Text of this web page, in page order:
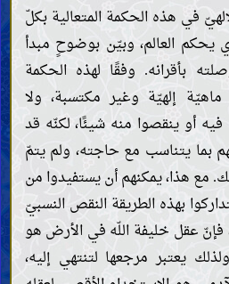
في هذه الحكمة المتعالية بكلّ
يحكم العالم، وبيّن بوضوحٍ مبدأ
بأقرانه. وفقًا لهذه الحكمة
ماهيّة إلهيّة وغير مكتسبة، ولا
أو ينقصوا منه شيئًا، لكنّه قد
بما يتناسب مع حاجته، ولم يتمّ
مع هذا، يمكنهم أن يستفيدوا من
بهذه الطريقة النقص النسبيّ
فإنّ عقل خليفة اللّه في الأرض هو
يعتبر مرجعها لتنتهي إليه،